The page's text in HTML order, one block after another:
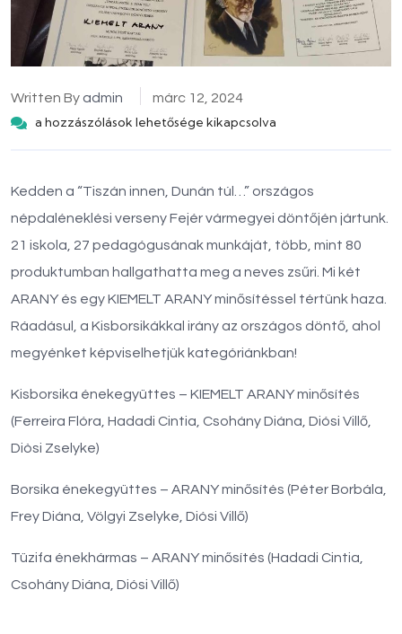
Written By admin márc 12, 2024
a hozzászólások lehetősége kikapcsolva
Kedden a “Tiszán innen, Dunán túl…” országos
népdaléneklési verseny Fejér vármegyei döntőjén jártunk.
21 iskola, 27 pedagógusának munkáját, több, mint 80
produktumban hallgathatta meg a neves zsűri. Mi két
ARANY és egy KIEMELT ARANY minősítéssel tértünk haza.
Ráadásul, a Kisborsikákkal irány az országos döntő, ahol
megyénket képviselhetjük kategóriánkban!
Kisborsika énekegyüttes – KIEMELT ARANY minősítés
(Ferreira Flóra, Hadadi Cintia, Csohány Diána, Diósi Villő,
Diòsi Zselyke)
Borsika énekegyüttes – ARANY minősítés (Péter Borbála,
Frey Diána, Völgyi Zselyke, Diósi Villő)
Tüzifa énekhármas – ARANY minősítés (Hadadi Cintia,
Csohány Diána, Diósi Villő)